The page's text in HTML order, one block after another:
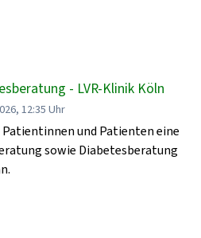
- LVR-Klinik Köln
12:35 Uhr
und Patienten eine
sowie Diabetesberatung